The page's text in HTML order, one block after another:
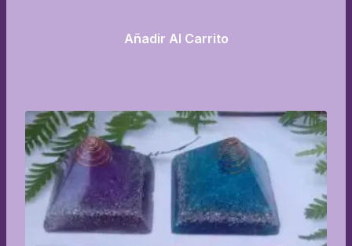
Añadir Al Carrito